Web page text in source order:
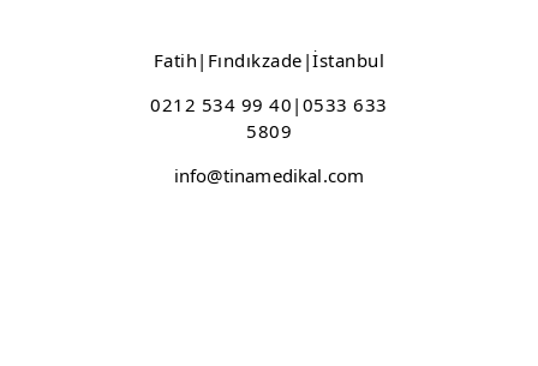
Fatih|Fındıkzade|İstanbul
0212 534 99 40|0533 633
5809
info@tinamedikal.com